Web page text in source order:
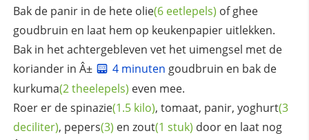
Bak de panir in de hete olie(6 eetlepels) of ghee
goudbruin en laat hem op keukenpapier uitlekken.
Bak in het achtergebleven vet het uimengsel met de
koriander in Â±
4 minuten goudbruin en bak de
kurkuma(2 theelepels) even mee.
Roer er despinazie(1.5 kilo), tomaat, panir, yoghurt(3
deciliter), pepers(3) en zout(1 stuk) door en laat nog